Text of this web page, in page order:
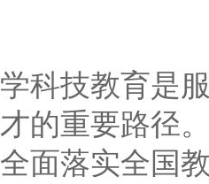
技教育是服
的重要路径
面落实全国